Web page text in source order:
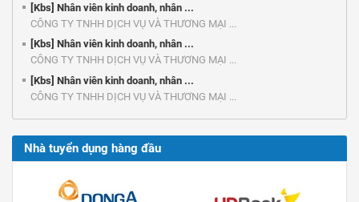
[Kbs] Nhân viên kinh doanh, nhân ...
CÔNG TY TNHH DỊCH VỤ VÀ THƯƠNG MẠI ...
[Kbs] Nhân viên kinh doanh, nhân ...
CÔNG TY TNHH DỊCH VỤ VÀ THƯƠNG MẠI ...
[Kbs] Nhân viên kinh doanh, nhân ...
CÔNG TY TNHH DỊCH VỤ VÀ THƯƠNG MẠI ...
Nhà tuyển dụng hàng đầu